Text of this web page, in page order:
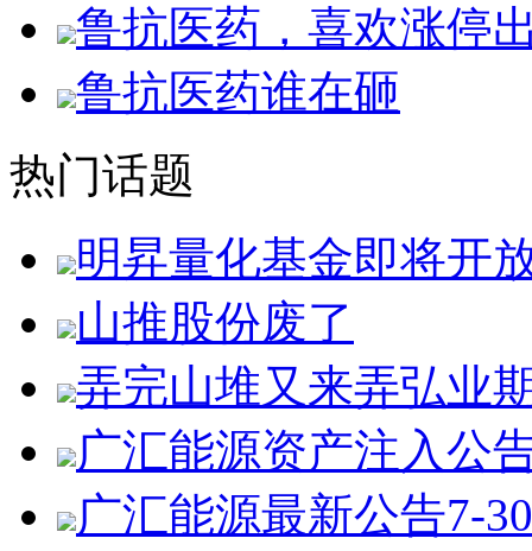
鲁抗医药，喜欢涨停
鲁抗医药谁在砸
热门话题
明昇量化基金即将开
山推股份废了
弄完山堆又来弄弘业
广汇能源资产注入公
广汇能源最新公告7-30